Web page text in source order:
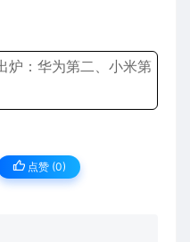
点赞 (0)